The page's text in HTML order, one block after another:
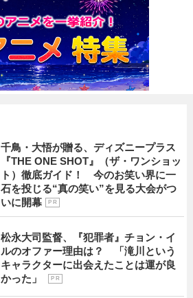
千鳥・大悟が贈る、ディズニープラス
『THE ONE SHOT』（ザ・ワンショッ
ト）徹底ガイド！ 今のお笑い界に一
石を投じる“真の笑い”を見る大会がつ
いに開幕
P R
松永大司監督、『犯罪者』チョン・イ
ルのオファー理由は？ 「滝川という
キャラクターに出会えたことは運が良
かった」
P R